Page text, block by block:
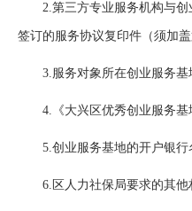
2.第三方专业服务机构与创
签订的服务协议复印件（须加
3.服务对象所在创业服务基
4.《大兴区优秀创业服务基
5.创业服务基地的开户银行
6.区人力社保局要求的其他